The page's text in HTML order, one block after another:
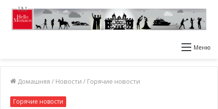
Меню
Домашняя / Новости / Горячие новости
Горячие новости